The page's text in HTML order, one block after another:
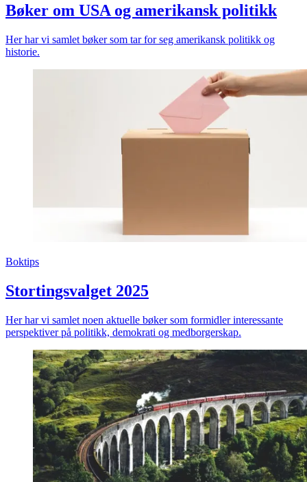
Bøker om USA og amerikansk politikk
Her har vi samlet bøker som tar for seg amerikansk politikk og
historie.
Boktips
Stortingsvalget 2025
Her har vi samlet noen aktuelle bøker som formidler interessante
perspektiver på politikk, demokrati og medborgerskap.